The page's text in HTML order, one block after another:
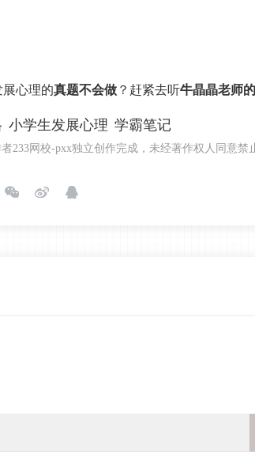
心理的真题不会做 ？赶紧去听牛晶晶老师
小学生发展心理 学霸笔记
233网校-pxx独立创作完成，未经著作权人同意禁